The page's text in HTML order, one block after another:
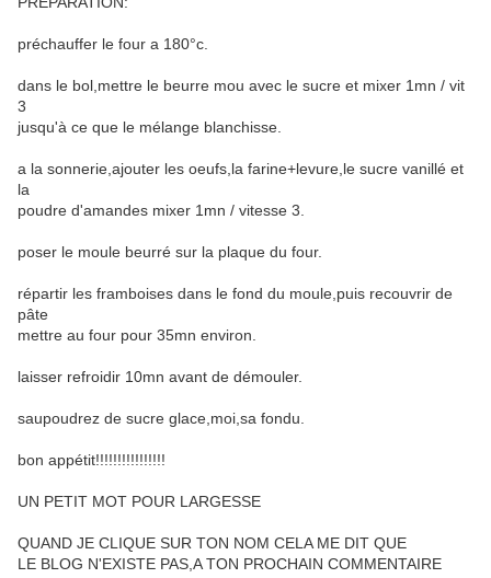
préchauffer le four a 180°c.
dans le bol,mettre le beurre mou avec le sucre et mixer 1mn / vit
3
jusqu'à ce que le mélange blanchisse.
a la sonnerie,ajouter les oeufs,la farine+levure,le sucre vanillé et
la
poudre d'amandes mixer 1mn / vitesse 3.
poser le moule beurré sur la plaque du four.
répartir les framboises dans le fond du moule,puis recouvrir de
pâte
mettre au four pour 35mn environ.
laisser refroidir 10mn avant de démouler.
saupoudrez de sucre glace,moi,sa fondu.
bon appétit!!!!!!!!!!!!!!!!
UN PETIT MOT POUR LARGESSE
QUAND JE CLIQUE SUR TON NOM CELA ME DIT QUE
LE BLOG N'EXISTE PAS,A TON PROCHAIN COMMENTAIRE